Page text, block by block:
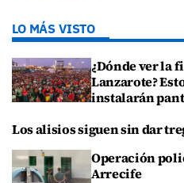
LO MÁS VISTO
¿Dónde ver la
Lanzarote?
instalarán
Los alisios siguen sin dar
Operación
Arrecife